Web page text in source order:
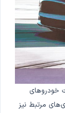
خودروهای
مرتبط نیز